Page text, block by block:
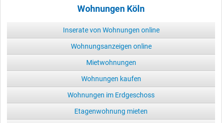
Wohnungen Köln
Inserate von Wohnungen online
Wohnungsanzeigen online
Mietwohnungen
Wohnungen kaufen
Wohnungen im Erdgeschoss
Etagenwohnung mieten